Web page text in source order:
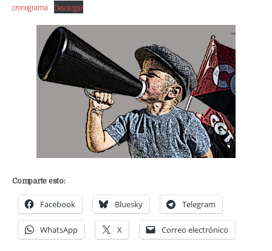
cronograma Descargar
Comparte esto:
Facebook Bluesky Telegram
WhatsApp X Correo electrónico